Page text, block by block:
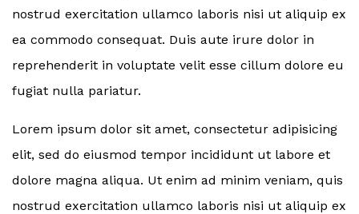
nostrud exercitation ullamco laboris nisi ut aliquip ex
ea commodo consequat. Duis aute irure dolor in
reprehenderit in voluptate velit esse cillum dolore eu
fugiat nulla pariatur.
Lorem ipsum dolor sit amet, consectetur adipisicing
elit, sed do eiusmod tempor incididunt ut labore et
dolore magna aliqua. Ut enim ad minim veniam, quis
nostrud exercitation ullamco laboris nisi ut aliquip ex